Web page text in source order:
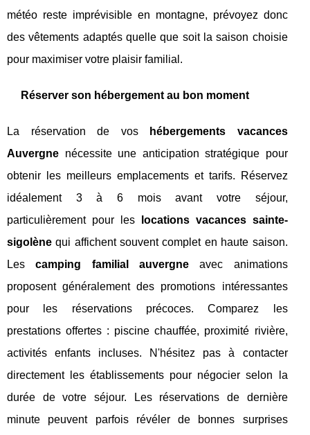
météo reste imprévisible en montagne, prévoyez donc
des vêtements adaptés quelle que soit la saison choisie
pour maximiser votre plaisir familial.
Réserver son hébergement au bon moment
La réservation de vos
hébergements vacances
Auvergne nécessite une anticipation stratégique pour
obtenir les meilleurs emplacements et tarifs. Réservez
idéalement 3 à 6 mois avant votre séjour,
particulièrement pour les
locations vacances sainte-
sigolène qui affichent souvent complet en haute saison.
Lescamping familial auvergneavec animations
proposent généralement des promotions intéressantes
pour les réservations précoces. Comparez les
prestations offertes : piscine chauffée, proximité rivière,
activités enfants incluses. N'hésitez pas à contacter
directement les établissements pour négocier selon la
durée de votre séjour. Les réservations de dernière
minute peuvent parfois révéler de bonnes surprises